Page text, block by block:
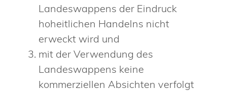
Landeswappens der Eindruck
hoheitlichen Handelns nicht
erweckt wird und
mit der Verwendung des
Landeswappens keine
kommerziellen Absichten verfolgt